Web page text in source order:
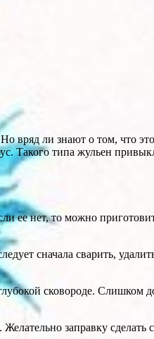
вряд ли знают о том, что
Такого типа жульен
ее нет, то можно
сначала сварить,
сковороде. Слишком
заправку сделать